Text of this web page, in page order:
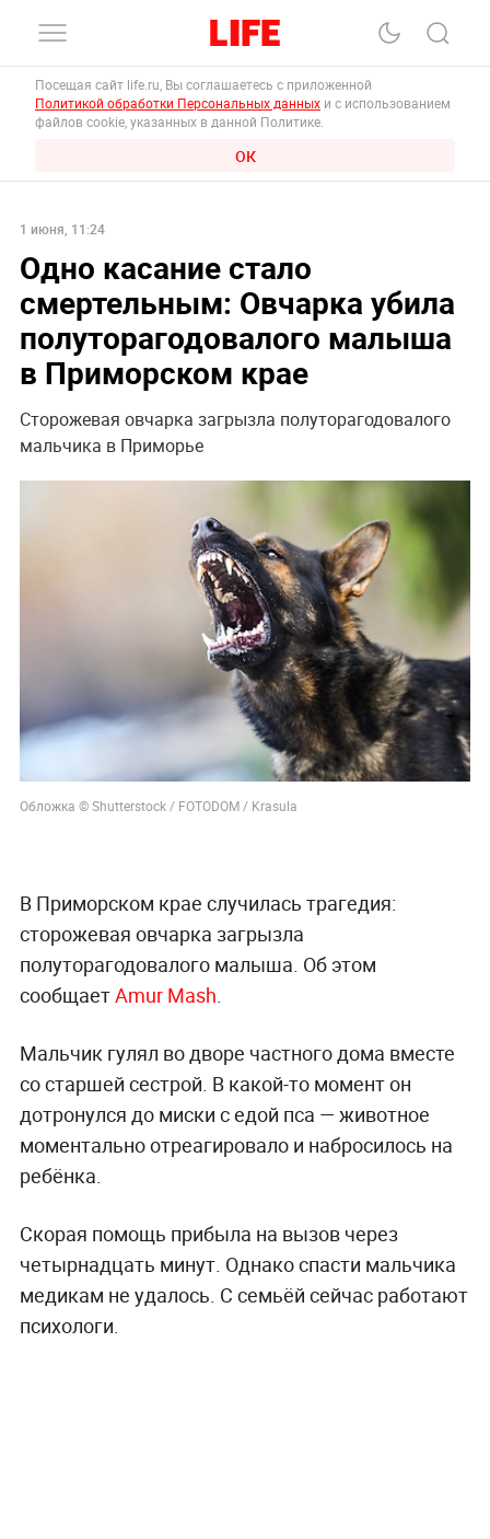
Посещая сайт life.ru, Вы соглашаетесь с приложенной
Политикой обработки Персональных данных и с использованием
файлов cookie, указанных в данной Политике.
ОК
1 июня, 11:24
Одно касание стало
смертельным: Овчарка убила
полуторагодовалого малыша
в Приморском крае
Сторожевая овчарка загрызла полуторагодовалого
мальчика в Приморье
Обложка © Shutterstock / FOTODOM / Krasula
В Приморском крае случилась трагедия:
сторожевая овчарка загрызла
полуторагодовалого малыша. Об этом
сообщаетAmur Mash.
Мальчик гулял во дворе частного дома вместе
со старшей сестрой. В какой-то момент он
дотронулся до миски с едой пса — животное
моментально отреагировало и набросилось на
ребёнка.
Скорая помощь прибыла на вызов через
четырнадцать минут. Однако спасти мальчика
медикам не удалось. С семьёй сейчас работают
психологи.